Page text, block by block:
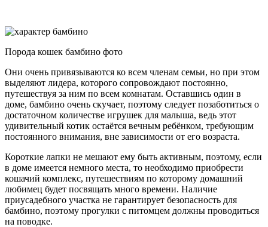
Порода кошек бамбино фото
Они очень привязываются ко всем членам семьи, но при этом
выделяют лидера, которого сопровождают постоянно,
путешествуя за ним по всем комнатам. Оставшись один в
доме, бамбино очень скучает, поэтому следует позаботиться о
достаточном количестве игрушек для малыша, ведь этот
удивительный котик остаётся вечным ребёнком, требующим
постоянного внимания, вне зависимости от его возраста.
Короткие лапки не мешают ему быть активным, поэтому, если
в доме имеется немного места, то необходимо приобрести
кошачий комплекс, путешествиям по которому домашний
любимец будет посвящать много времени. Наличие
приусадебного участка не гарантирует безопасность для
бамбино, поэтому прогулки с питомцем должны проводиться
на поводке.